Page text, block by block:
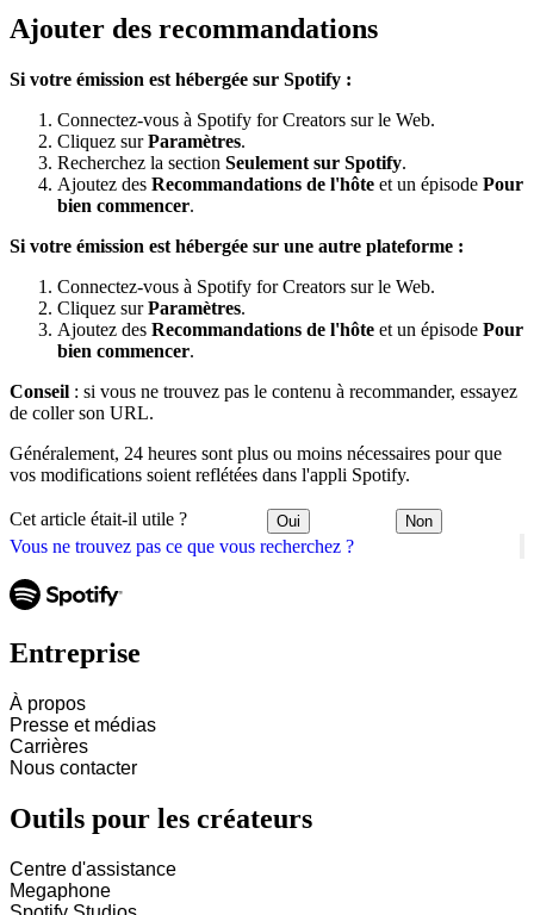
Vous ne trouvez pas ce que vous recherchez ?
Ajouter des recommandations
Si votre émission est hébergée sur Spotify :
Connectez-vous à Spotify for Creators sur le Web.
Cliquez surParamètres.
Recherchez la section Seulement sur Spotify.
Ajoutez des Recommandations de l'hôte et un épisode Pour
bien commencer.
Si votre émission est hébergée sur une autre plateforme :
Connectez-vous à Spotify for Creators sur le Web.
Cliquez surParamètres.
Ajoutez des Recommandations de l'hôte et un épisode Pour
bien commencer.
Conseil : si vous ne trouvez pas le contenu à recommander, essayez
de coller son URL.
Généralement, 24 heures sont plus ou moins nécessaires pour que
vos modifications soient reflétées dans l'appli Spotify.
Cet article était-il utile ? Oui Non
Entreprise
À propos
Presse et médias
Carrières
Nous contacter
Outils pour les créateurs
Centre d'assistance
Megaphone